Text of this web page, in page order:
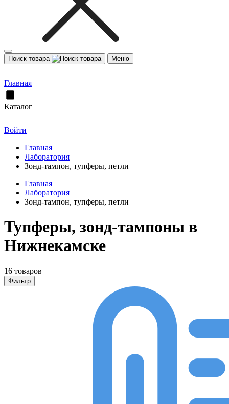
Поиск товара Меню
Главная
Каталог
Войти
Главная
Лаборатория
Зонд-тампон, тупферы, петли
Главная
Лаборатория
Зонд-тампон, тупферы, петли
Тупферы, зонд-тампоны в
Нижнекамске
16 товаров
Фильтр